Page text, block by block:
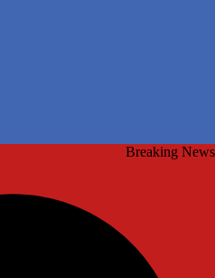
Breaking News